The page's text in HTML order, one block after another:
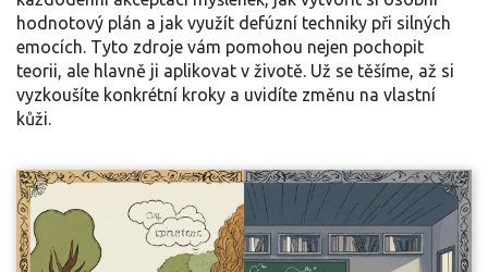
hodnotový plán a jak využít defúzní techniky při silných
emocích. Tyto zdroje vám pomohou nejen pochopit
teorii, ale hlavně ji aplikovat v životě. Už se těšíme, až si
vyzkoušíte konkrétní kroky a uvidíte změnu na vlastní
kůži.